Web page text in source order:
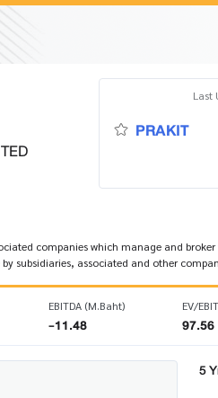
Last
PRAKIT
companies which manage and
subsidiaries, associated and other
EBITDA (M.Baht)
-11.48
EV/
97.56
5